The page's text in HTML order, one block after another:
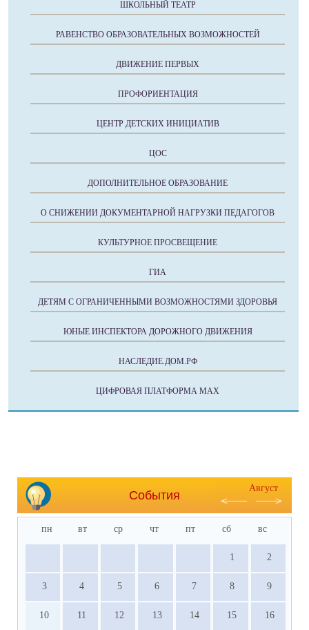
ШКОЛЬНЫЙ ТЕАТР
РАВЕНСТВО ОБРАЗОВАТЕЛЬНЫХ ВОЗМОЖНОСТЕЙ
ДВИЖЕНИЕ ПЕРВЫХ
ПРОФОРИЕНТАЦИЯ
ЦЕНТР ДЕТСКИХ ИНИЦИАТИВ
ЦОС
ДОПОЛНИТЕЛЬНОЕ ОБРАЗОВАНИЕ
О СНИЖЕНИИ ДОКУМЕНТАРНОЙ НАГРУЗКИ ПЕДАГОГОВ
КУЛЬТУРНОЕ ПРОСВЕЩЕНИЕ
ГИА
ДЕТЯМ С ОГРАНИЧЕННЫМИ ВОЗМОЖНОСТЯМИ ЗДОРОВЬЯ
ЮНЫЕ ИНСПЕКТОРА ДОРОЖНОГО ДВИЖЕНИЯ
НАСЛЕДИЕ.ДОМ.РФ
ЦИФРОВАЯ ПЛАТФОРМА МАХ
События
Август
пн вт ср чт пт сб вс
1 2
3 4 5 6 7 8 9
10 11 12 13 14 15 16